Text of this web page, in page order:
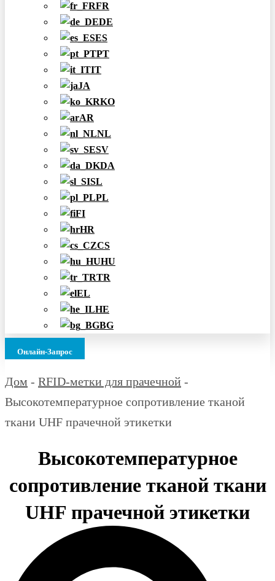
FR
DE
ES
PT
IT
JA
KO
AR
NL
SV
DA
SL
PL
FI
HR
CS
HU
TR
EL
HE
BG
Онлайн-Запрос
Дом - RFID-метки для прачечной -
Высокотемпературное сопротивление тканой
ткани UHF прачечной этикетки
Высокотемпературное
сопротивление тканой ткани
UHF прачечной этикетки